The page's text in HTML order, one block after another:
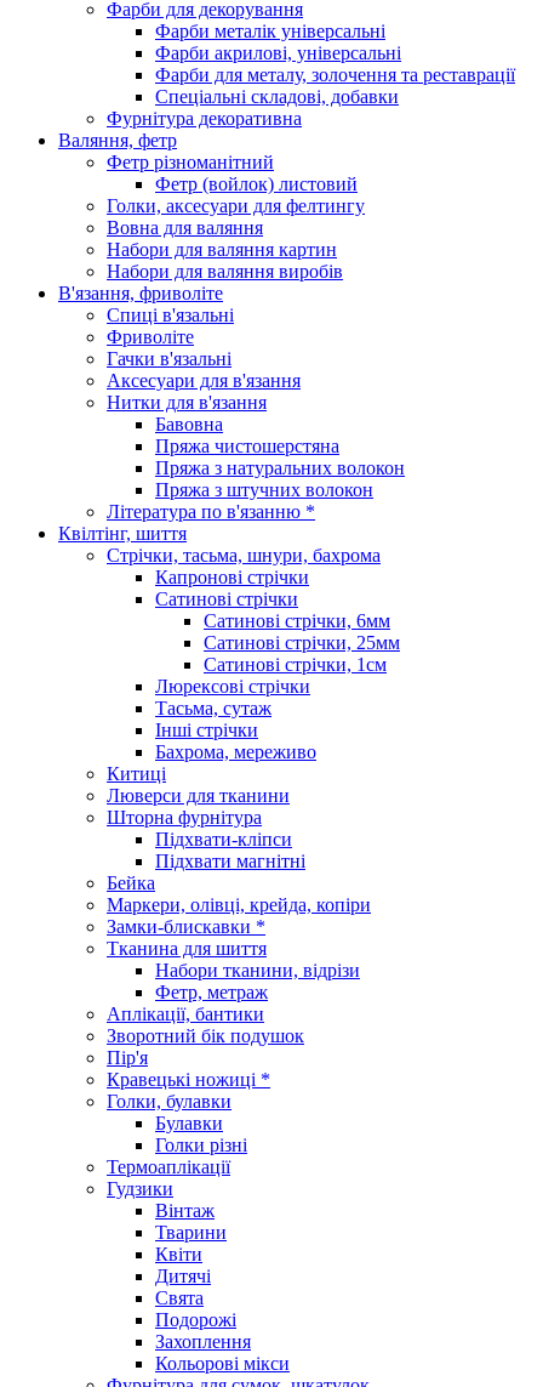
Фарби для декорування
Фарби металік універсальні
Фарби акрилові, універсальні
Фарби для металу, золочення та реставрації
Спеціальні складові, добавки
Фурнітура декоративна
Валяння, фетр
Фетр різноманітний
Фетр (войлок) листовий
Голки, аксесуари для фелтингу
Вовна для валяння
Набори для валяння картин
Набори для валяння виробів
В'язання, фриволіте
Спиці в'язальні
Фриволіте
Гачки в'язальні
Аксесуари для в'язання
Нитки для в'язання
Бавовна
Пряжа чистошерстяна
Пряжа з натуральних волокон
Пряжа з штучних волокон
Література по в'язанню *
Квілтінг, шиття
Стрічки, тасьма, шнури, бахрома
Капронові стрічки
Сатинові стрічки
Сатинові стрічки, 6мм
Сатинові стрічки, 25мм
Сатинові стрічки, 1см
Люрексові стрічки
Тасьма, сутаж
Інші стрічки
Бахрома, мереживо
Китиці
Люверси для тканини
Шторна фурнітура
Підхвати-кліпси
Підхвати магнітні
Бейка
Маркери, олівці, крейда, копіри
Замки-блискавки *
Тканина для шиття
Набори тканини, відрізи
Фетр, метраж
Аплікації, бантики
Зворотний бік подушок
Пір'я
Кравецькі ножиці *
Голки, булавки
Булавки
Голки різні
Термоаплікації
Гудзики
Вінтаж
Тварини
Квіти
Дитячі
Свята
Подорожі
Захоплення
Кольорові мікси